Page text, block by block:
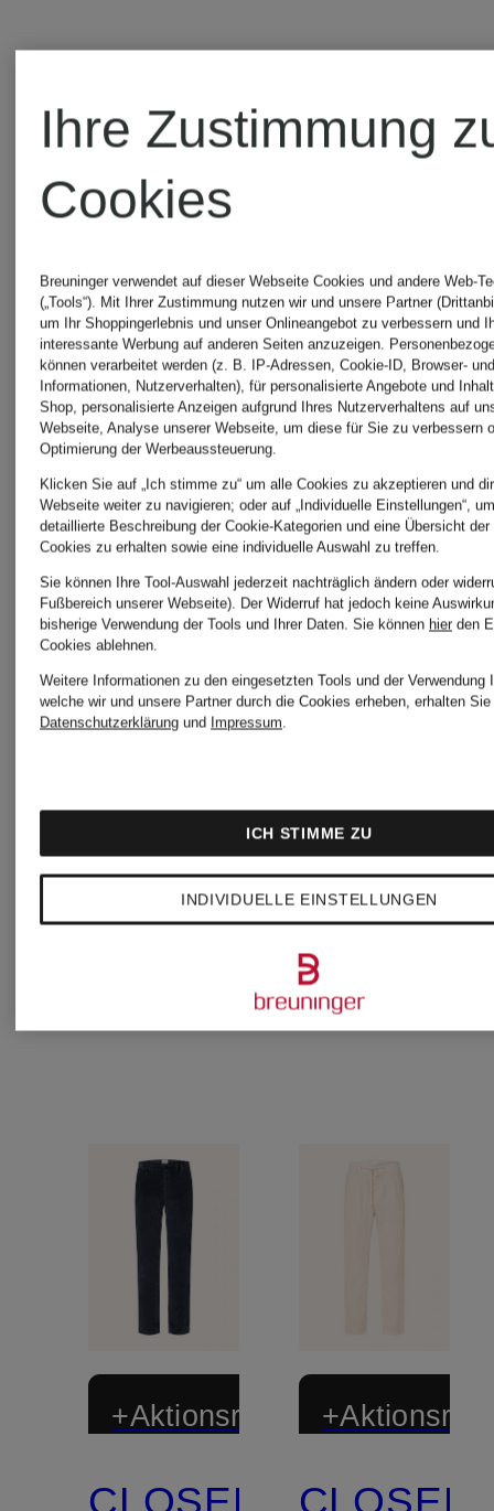
+Aktionsrabatt
Zertifiziert
CLOSED
Leinenhose
BLOMBERG
Relaxed
Fit169,99 €
Ursprünglich:
Zertifiziert
VIGO
Jogging-
Stil
Regular
Fit
159,99
152,99 €
220 €
+Aktionsrabatt
CLOSED
CLOSED
Ihre Zustimmung
Cookies
Breuninger verwendet auf dieser Webseite Cookies und andere Web-
(„Tools“). Mit Ihrer Zustimmung nutzen wir und unsere Partner
um Ihr Shoppingerlebnis und unser Onlineangebot zu verbessern und
interessante Werbung auf anderen Seiten anzuzeigen.
können verarbeitet werden (z. B. IP-Adressen, Cookie-ID, Browser-
Informationen, Nutzerverhalten), für personalisierte Angebote und
Shop, personalisierte Anzeigen aufgrund Ihres Nutzerverhaltens auf
Webseite, Analyse unserer Webseite, um diese für Sie zu verbessern
Optimierung der Werbeaussteuerung.
Klicken Sie auf „Ich stimme zu“ um alle Cookies zu akzeptieren und
Webseite weiter zu navigieren; oder auf „Individuelle Einstellungen“,
detaillierte Beschreibung der Cookie-Kategorien und eine Übersicht
Cookies zu erhalten sowie eine individuelle Auswahl zu treffen.
Sie können Ihre Tool-Auswahl jederzeit nachträglich ändern oder
Fußbereich unserer Webseite). Der Widerruf hat jedoch keine
bisherige Verwendung der Tools und Ihrer Daten. Sie können hier den
Cookies ablehnen.
Weitere Informationen zu den eingesetzten Tools und der Verwendung
welche wir und unsere Partner durch die Cookies erheben, erhalten
Datenschutzerklärung und Impressum.
INDIVIDUELLE EINSTELLUNGEN
ICH STIMME ZU